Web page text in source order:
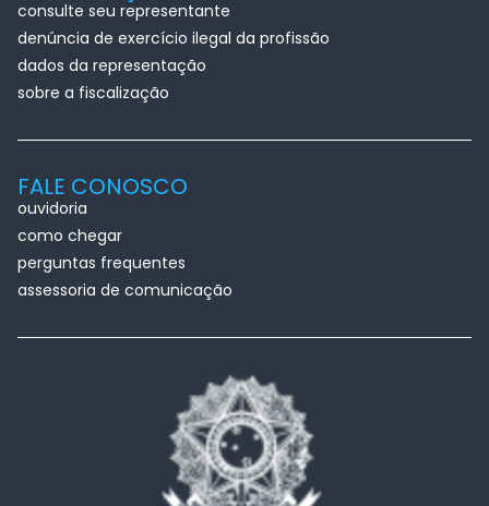
consulte seu representante
denúncia de exercício ilegal da profissão
dados da representação
sobre a fiscalização
FALE CONOSCO
ouvidoria
como chegar
perguntas frequentes
assessoria de comunicação